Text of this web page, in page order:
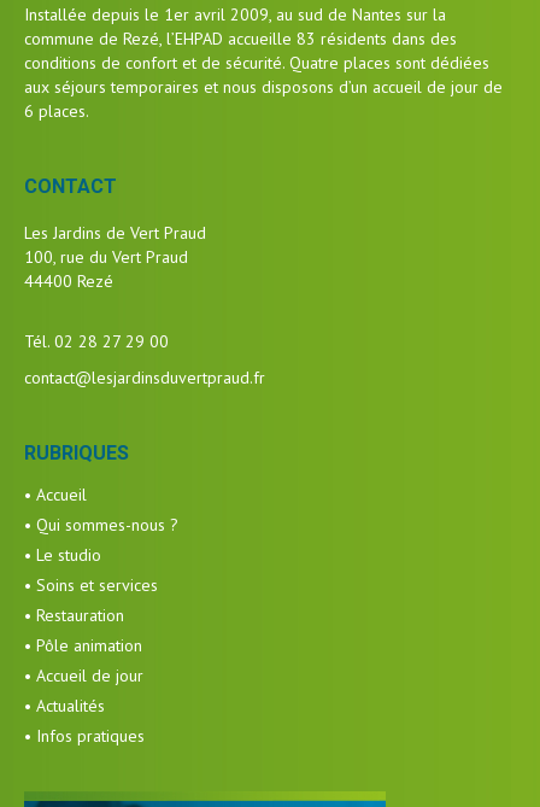
Installée depuis le 1er avril 2009, au sud de Nantes sur la
commune de Rezé, l’EHPAD accueille 83 résidents dans des
conditions de confort et de sécurité. Quatre places sont dédiées
aux séjours temporaires et nous disposons d’un accueil de jour de
6 places.
CONTACT
Les Jardins de Vert Praud
100, rue du Vert Praud
44400 Rezé
Tél. 02 28 27 29 00
contact@lesjardinsduvertpraud.fr
RUBRIQUES
• Accueil
• Qui sommes-nous ?
• Le studio
• Soins et services
• Restauration
• Pôle animation
• Accueil de jour
• Actualités
• Infos pratiques